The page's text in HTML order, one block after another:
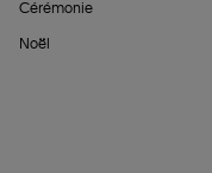
Cérémonie
Noël